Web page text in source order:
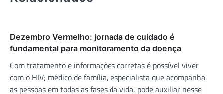
Dezembro Vermelho: jornada de cuidado é
fundamental para monitoramento da doença
Com tratamento e informações corretas é possível viver
com o HIV; médico de família, especialista que acompanha
as pessoas em todas as fases da vida, pode auxiliar nesse